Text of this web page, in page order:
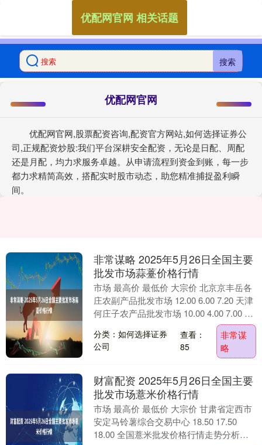
搜索
优配网官网
优配网官网,股票配资咨询,配资官方网站,如何选择证券公
司,正规配资炒股:我们平台深耕安全配资，无论是日配、周配
还是月配，均力求服务卓越。从申请流程到资金到账，每一步
都力求精简高效，搭配实时股市动态，助您精准捕捉盈利瞬
间。
优配网官网 相关话题
非常谋略 2025年5月26日全国主要
批发市场蒜薹价格行情
市场 最高价 最低价 大宗价 北京京丰岳各
庄农副产品批发市场 12.00 6.00 7.20 天津
何庄子农产品批发市场 10.00 4.00 7.00 天
分类：如何选择证券
公司
查看：
85
非常谋
略
财富配资 2025年5月26日全国主要
批发市场薏米价格行情
市场 最高价 最低价 大宗价 甘肃省定西市
安定马铃薯综合交易中心 18.50 17.50
18.00 全国薏米批发价格行情走势分析财